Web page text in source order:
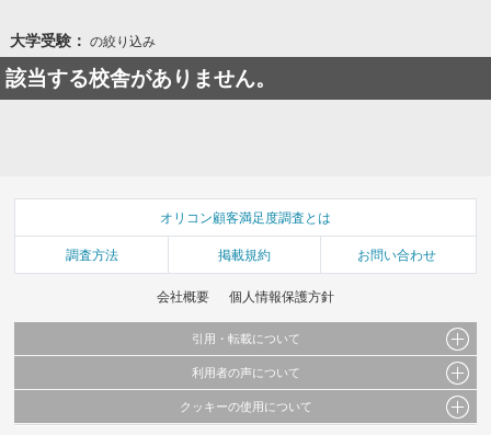
大学受験： の絞り込み
該当する校舎がありません。
オリコン顧客満足度調査とは
調査方法 掲載規約 お問い合わせ
会社概要 個人情報保護方針
引用・転載について
当サイトで公開されている情報（文字、写真、イラスト、画像データ等）及びこれらの配
これらの情報を権利者の許可なく無断転載・複製などの二次利用を行うことは固く禁じて
利用者の声について
当サイトに掲載している内容はすべてサービスの利用者が提出された見解・感想です。
クッキーの使用について